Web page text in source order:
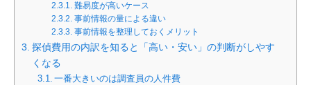
難易度が高いケース
事前情報の量による違い
事前情報を整理しておくメリット
探偵費用の内訳を知ると「高い・安い」の判断がしやす
くなる
一番大きいのは調査員の人件費